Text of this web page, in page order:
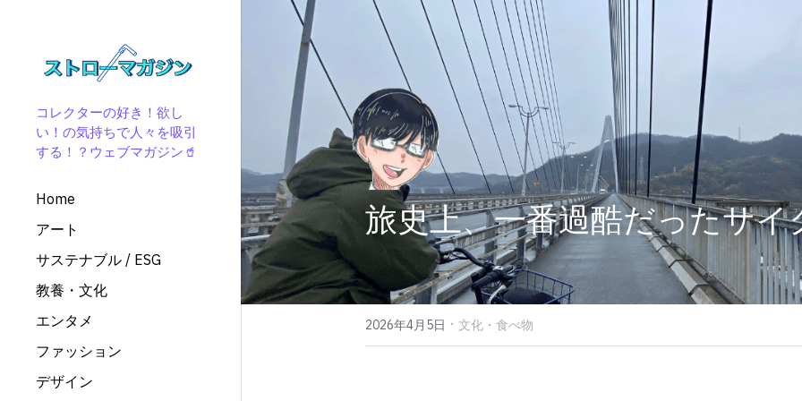
コレクターの好き！欲し
い！の気持ちで人々を吸引
する！？ ウェブマガジン🥤
Home
アート
サステナブル / ESG
教養・文化
エンタメ
ファッション
デザイン
旅史上、一番過酷だったサイ
2026年4月5日 ·文化・食べ物